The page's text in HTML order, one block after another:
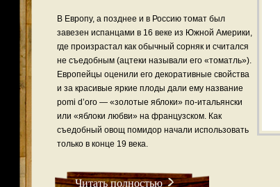
В Европу, а позднее и в Россию томат был
завезен испанцами в 16 веке из Южной Америки,
где произрастал как обычный сорняк и считался
не съедобным (ацтеки называли его «томатль»).
Европейцы оценили его декоративные свойства
и за красивые яркие плоды дали ему название
pomi d’oro — «золотые яблоки» по-итальянски
или «яблоки любви» на французском. Как
съедобный овощ помидор начали использовать
только в конце 19 века.
Читать полностью